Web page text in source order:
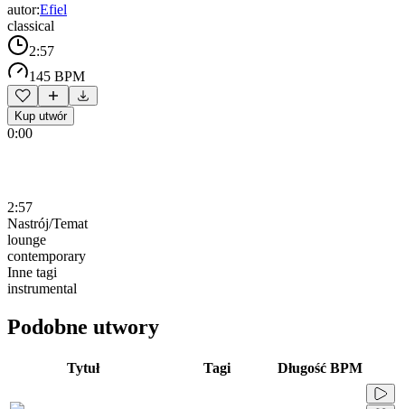
autor:Efiel
classical
2:57
145 BPM
Kup utwór
0:00
2:57
Nastrój/Temat
lounge
contemporary
Inne tagi
instrumental
Podobne utwory
Tytuł Tagi Długość BPM